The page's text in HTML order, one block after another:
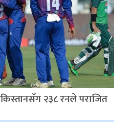
२३८ रनले पराजित